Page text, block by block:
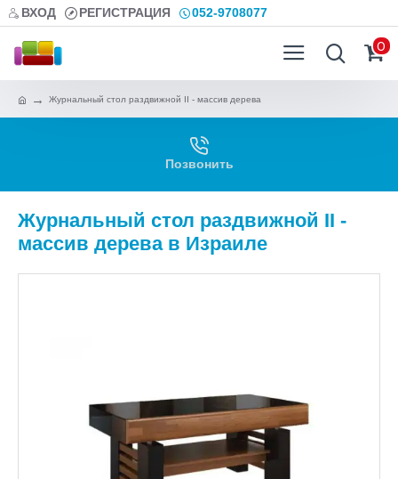
ВХОД РЕГИСТРАЦИЯ 052-9708077
0
Журнальный стол раздвижной II - массив дерева
Позвонить
Журнальный стол раздвижной II -
массив дерева в Израиле